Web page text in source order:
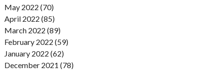
May 2022 (70)
April 2022 (85)
March 2022 (89)
February 2022 (59)
January 2022 (62)
December 2021 (78)